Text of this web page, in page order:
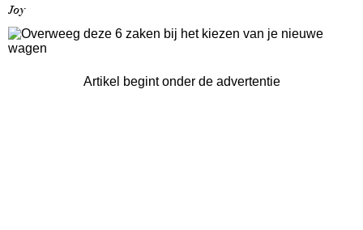
Joy
Artikel begint onder de advertentie